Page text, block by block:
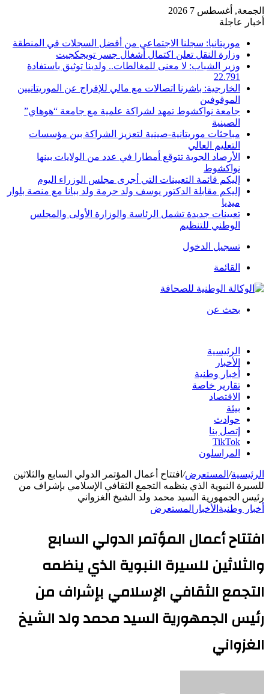
الجمعة, أغسطس 7 2026
أخبار عاجلة
موريتانيا: سجلنا الاجتماعي من أفضل السجلات في المنطقة
وزارة النقل تعلن اكتمال أشغال جسر تويجكجيت
وزير الشباب: لا معنى للمغالطات.. ولدينا توثيق باستفادة
22.791
الخارجية: باشرنا اتصالات مع مالي للإفراج عن الموريتانيين
الموقوفين
جامعة نواكشوط تمهد لشراكة علمية مع جامعة “هوهاي”
الصينية
مباحثات موريتانية-صينية لتعزيز الشراكة بين مؤسسات
التعليم العالي
الأرصاد الجوية تتوقع أمطارا في عدد من الولايات بينها
نواكشوط
إليكم قائمة التعيينات التي أجرى مجلس الوزراء اليوم
إليكم مقابلة الدكتور يوسف ولد حرمة ولد ببانا مع منصة بلوار
ميديا
تعيينات جديدة تشمل الرئاسة والوزارة الأولى والمجلس
الوطني للتنظيم
تسجيل الدخول
القائمة
بحث عن
الرئيسية
الأخبار
أخبار وطنية
تقارير خاصة
الاقتصاد
بيئة
حوادث
إتصل بنا
TikTok
المراسلون
الرئيسية/ المستعرض/ افتتاح أعمال المؤتمر الدولي السابع والثلاثين
للسيرة النبوية الذي ينظمه التجمع الثقافي الإسلامي بإشراف من
رئيس الجمهورية السيد محمد ولد الشيخ الغزواني
أخبار وطنية الأخبار المستعرض
افتتاح أعمال المؤتمر الدولي السابع
والثلاثين للسيرة النبوية الذي ينظمه
التجمع الثقافي الإسلامي بإشراف من
رئيس الجمهورية السيد محمد ولد الشيخ
الغزواني